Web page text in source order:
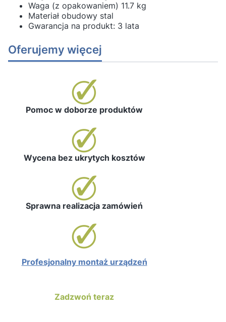
Waga (z opakowaniem) 11.7 kg
Materiał obudowy stal
Gwarancja na produkt: 3 lata
Oferujemy więcej
Pomoc w doborze produktów
Wycena bez ukrytych kosztów
Sprawna realizacja zamówień
Profesjonalny montaż urządzeń
Zadzwoń teraz